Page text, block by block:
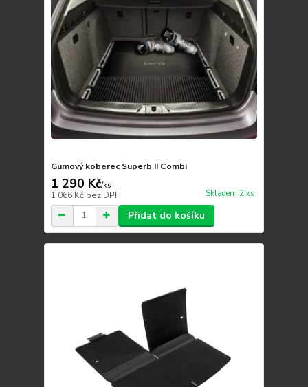
Gumový koberec Superb II Combi
1 290 Kč/ks
1 066 Kč bez DPH Skladem 2 ks
Přidat do košíku